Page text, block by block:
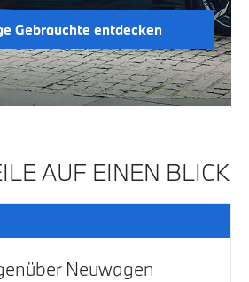
Gebrauchte entdecken
AUF EINEN BLICK
Neuwagen